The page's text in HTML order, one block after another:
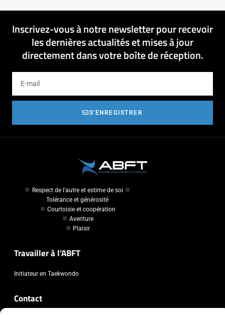
Inscrivez-vous à notre newsletter pour recevoir
les dernières actualités et mises à jour
directement dans votre boîte de réception.
S'ENREGISTRER
Respect de l'autre et estime de soi
Tolérance et générosité
Courtoisie et coopération
Aventure
Plaisir
Travailler à l'ABFT
Initiateur en Taekwondo
Contact